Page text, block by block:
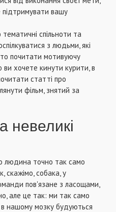
вашу
тематичні спільноти та
з людьми, які
почитати мотивуючу
хочете кинути курити, в
статті про
фільм, знятий за
невеликі
точно так само
скажімо, собака, у
пов'язане з ласощами,
але це так: ми так само
нашому мозку будуються